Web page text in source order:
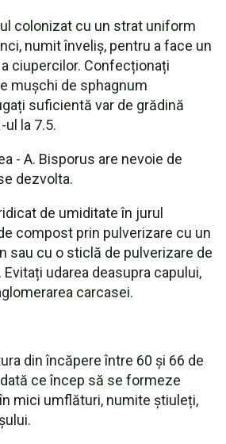
colonizat cu un strat uniform
numit înveliș, pentru a face un
ciupercilor. Confecționați
mușchi de sphagnum
suficientă var de grădină
ul la 7.5.
- A. Bisporus are nevoie de
dezvolta.
de umiditate în jurul
compost prin pulverizare cu un
sau cu o sticlă de pulverizare de
udarea deasupra capului,
carcasei.
din încăpere între 60 și 66 de
ce încep să se formeze
mici umflături, numite știuleți,